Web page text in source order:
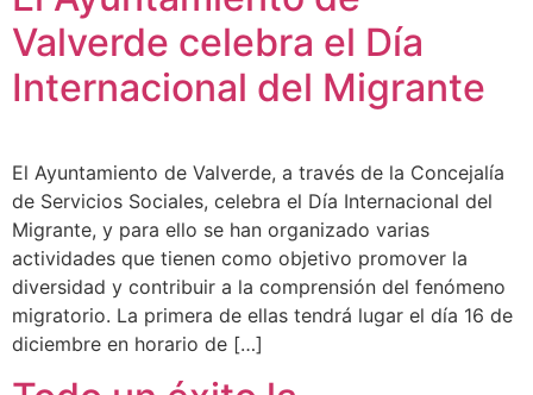
Valverde celebra el Día
Internacional del Migrante
El Ayuntamiento de Valverde, a través de la Concejalía
de Servicios Sociales, celebra el Día Internacional del
Migrante, y para ello se han organizado varias
actividades que tienen como objetivo promover la
diversidad y contribuir a la comprensión del fenómeno
migratorio. La primera de ellas tendrá lugar el día 16 de
diciembre en horario de […]